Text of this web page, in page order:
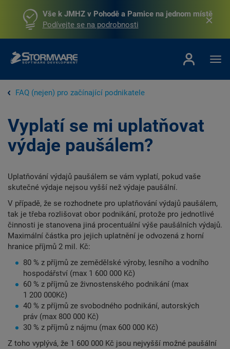
Vše k JMHZ v Pohodě a Pamice na jednom místě
Podívejte se na podrobnosti
FAQ (nejen) pro začínající podnikatele
Vyplatí se mi uplatňovat
výdaje paušálem?
Uplatňování výdajů paušálem se vám vyplatí, pokud vaše
skutečné výdaje nejsou vyšší než výdaje paušální.
V případě, že se rozhodnete pro uplatňování výdajů paušálem,
tak je třeba rozlišovat obor podnikání, protože pro jednotlivé
činnosti je stanovena jiná procentuální výše paušálních výdajů.
Maximální částka pro jejich uplatnění je odvozená z horní
hranice příjmů 2 mil. Kč:
80 % z příjmů ze zemědělské výroby, lesního a vodního
hospodářství (max 1 600 000 Kč)
60 % z příjmů ze živnostenského podnikání (max
1 200 000Kč)
40 % z příjmů ze svobodného podnikání, autorských
práv (max 800 000 Kč)
30 % z příjmů z nájmu (max 600 000 Kč)
Z toho vyplývá, že 1 600 000 Kč jsou nejvyšší možné paušální